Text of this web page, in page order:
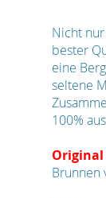
Nicht
bester
eine
seltene
100%
Brunnen